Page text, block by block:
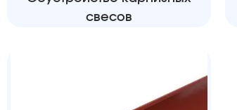
свесов